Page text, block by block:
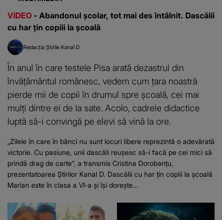
VIDEO - Abandonul școlar, tot mai des întâlnit. Dascălii
cu har țin copiii la școală
Redacția Știrile Kanal D
În anul în care testele Pisa arată dezastrul din
învățământul românesc, vedem cum țara noastră
pierde mii de copii în drumul spre școală, cei mai
mulți dintre ei de la sate. Acolo, cadrele didactice
luptă să-i convingă pe elevi să vină la ore.
„Zilele în care în bănci nu sunt locuri libere reprezintă o adevărată
victorie. Cu pasiune, unii dascăli reușesc să-i facă pe cei mici să
prindă drag de carte”, a transmis Cristina Dorobanțu,
prezentatoarea Știrilor Kanal D. Dascălii cu har țin copiii la școală
Marian este în clasa a VI-a și își dorește...